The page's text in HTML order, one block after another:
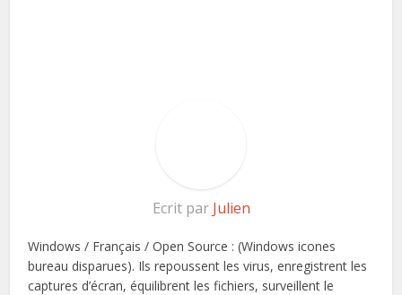
Ecrit par Julien
Windows / Français / Open Source : (Windows icones
bureau disparues). Ils repoussent les virus, enregistrent les
captures d’écran, équilibrent les fichiers, surveillent le